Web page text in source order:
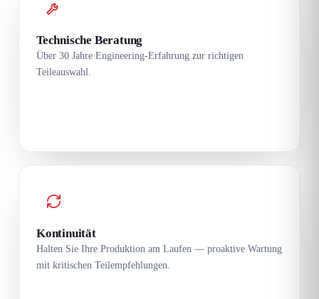
Technische Beratung
Über 30 Jahre Engineering-Erfahrung zur richtigen
Teileauswahl.
Kontinuität
Halten Sie Ihre Produktion am Laufen — proaktive Wartung
mit kritischen Teilempfehlungen.